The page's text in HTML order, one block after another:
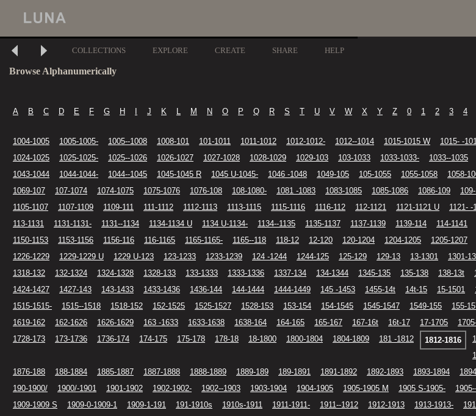
COLLECTIONS EXPLORE CREATE SHARE HELP
Browse Alphanumerically
A B C D E F G H J K L M N O P Q R S T U V W X Y Z 0 1 2 3 4
1004-1005
1005-1005- 1005--1008 1008-101 101-1011 1011-1012 1012-1012- 1012--1014 1015-1015 W 1015- -
1024-1025
1025-1025- 1025--1026 1026-1027 1027-1028 1028-1029 1029-103 103-1033 1033-1033- 1033--1035
1043-1044
1044-1044- 1044--1045 1045-1045 R 1045 U-1045- 1046 -1048 1049-105 105-1055 1055-1058 1058-
1069-107
107-1074 1074-1075 1075-1076 1076-108 108-1080- 1081 -1083 1083-1085 1085-1086 1086-109
1105-1107
1107-1109 1109-111 111-1112 1112-1113 1113-1115 1115-1116 1116-112 112-1121 1121-1121 U 1121- -
113-1131
1131-1131- 1131--1134 1134-1134 U 1134 U-1134- 1134--1135 1135-1137 1137-1139 1139-114 114-1141
1150-1153
1153-1156 1156-116 116-1165 1165-1165- 1165--118 118-12 12-120 120-1204 1204-1205 1205-1207
1226-1229
1229-1229 U 1229 U-123 123-1233 1233-1239 124 -1244 1244-125 125-129 129-13 13-1301 1301-
1318-132
132-1324 1324-1328 1328-133 133-1333 1333-1336 1337-134 134-1344 1345-135 135-138 138-13t
1424-1427
1427-143 143-1433 1433-1436 1436-144 144-1444 1444-1449 145 -1453 1455-14t 14t-15 15-1501
1515-1515-
1515--1518 1518-152 152-1525 1525-1527 1528-153 153-154 154-1545 1545-1547 1549-155 155-
1619-162
162-1626 1626-1629 163 -1633 1633-1638 1638-164 164-165 165-167 167-16t 16t-17 17-1705
1728-173
173-1736 1736-174 174-175 175-178 178-18 18-1800 1800-1804 1804-1809 181 -1812 1812-1816
1876-188
188-1884 1885-1887 1887-1888 1888-1889 1889-189 189-1891 1891-1892 1892-1893 1893-1894
190-1900/
1900/-1901 1901-1902 1902-1902- 1902--1903 1903-1904 1904-1905 1905-1905 M 1905 S-1905-
1909-1909 S
1909-0-1909-1 1909-1-191 191-1910s 1910s-1911 1911-1911- 1911--1912 1912-1913 1913-1913-